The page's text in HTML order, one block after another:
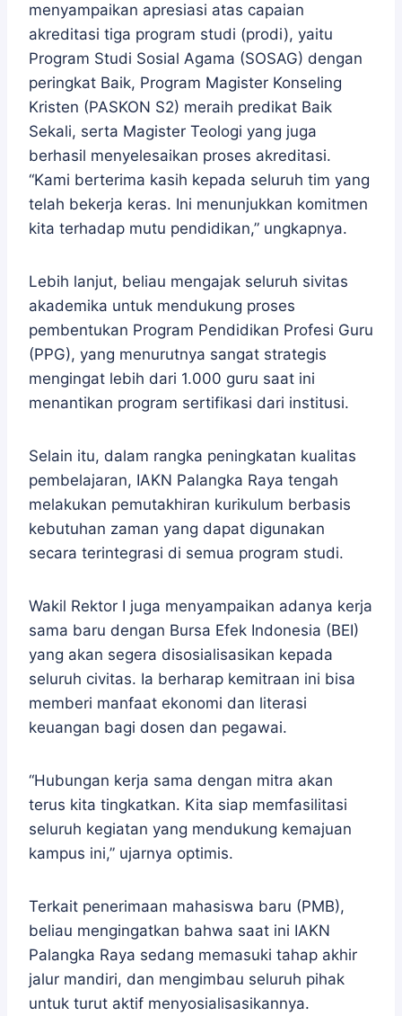
menyampaikan apresiasi atas capaian
akreditasi tiga program studi (prodi), yaitu
Program Studi Sosial Agama (SOSAG) dengan
peringkat Baik, Program Magister Konseling
Kristen (PASKON S2) meraih predikat Baik
Sekali, serta Magister Teologi yang juga
berhasil menyelesaikan proses akreditasi.
“Kami berterima kasih kepada seluruh tim yang
telah bekerja keras. Ini menunjukkan komitmen
kita terhadap mutu pendidikan,” ungkapnya.
Lebih lanjut, beliau mengajak seluruh sivitas
akademika untuk mendukung proses
pembentukan Program Pendidikan Profesi Guru
(PPG), yang menurutnya sangat strategis
mengingat lebih dari 1.000 guru saat ini
menantikan program sertifikasi dari institusi.
Selain itu, dalam rangka peningkatan kualitas
pembelajaran, IAKN Palangka Raya tengah
melakukan pemutakhiran kurikulum berbasis
kebutuhan zaman yang dapat digunakan
secara terintegrasi di semua program studi.
Wakil Rektor I juga menyampaikan adanya kerja
sama baru dengan Bursa Efek Indonesia (BEI)
yang akan segera disosialisasikan kepada
seluruh civitas. Ia berharap kemitraan ini bisa
memberi manfaat ekonomi dan literasi
keuangan bagi dosen dan pegawai.
“Hubungan kerja sama dengan mitra akan
terus kita tingkatkan. Kita siap memfasilitasi
seluruh kegiatan yang mendukung kemajuan
kampus ini,” ujarnya optimis.
Terkait penerimaan mahasiswa baru (PMB),
beliau mengingatkan bahwa saat ini IAKN
Palangka Raya sedang memasuki tahap akhir
jalur mandiri, dan mengimbau seluruh pihak
untuk turut aktif menyosialisasikannya.